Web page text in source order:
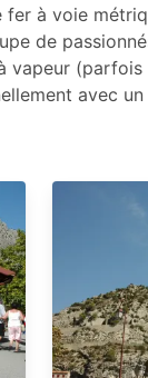
à voie
de
avec